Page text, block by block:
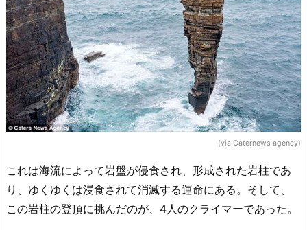
(via Caternews agency)
これは海流によって岩盤が侵食され、形成された岩柱であ
り、ゆくゆくは浸食されて消滅する運命にある。そして、
この岩柱の登頂に挑んだのが、4人のクライマーであった。